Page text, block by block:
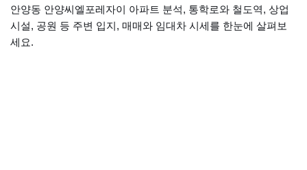
안양동 안양씨엘포레자이 아파트 분석, 통학로와 철도역, 상업
시설, 공원 등 주변 입지, 매매와 임대차 시세를 한눈에 살펴보
세요.